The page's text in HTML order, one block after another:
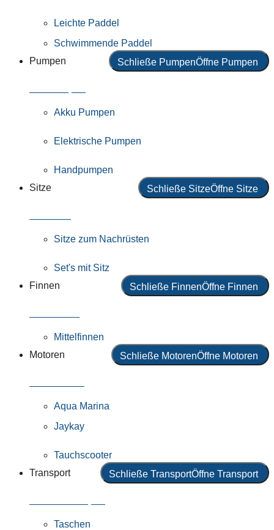
Leichte Paddel
Schwimmende Paddel
Pumpen
Schließe PumpenÖffne Pumpen
Akku Pumpen
Elektrische Pumpen
Handpumpen
Sitze
Schließe SitzeÖffne Sitze
Sitze zum Nachrüsten
Set's mit Sitz
Finnen
Schließe FinnenÖffne Finnen
Mittelfinnen
Motoren
Schließe MotorenÖffne Motoren
Aqua Marina
Jaykay
Tauchscooter
Transport
Schließe TransportÖffne Transport
Taschen